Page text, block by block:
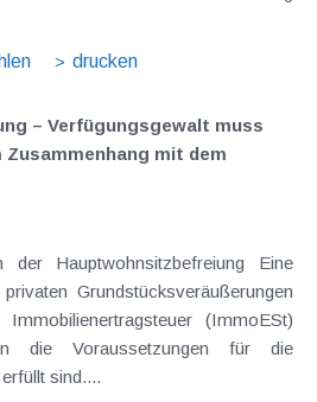
drucken
– Verfügungsgewalt muss
mit dem
Hauptwohnsitzbefreiung Eine
Grundstücksveräußerungen
(ImmoESt)
die Voraussetzungen für die
sind....